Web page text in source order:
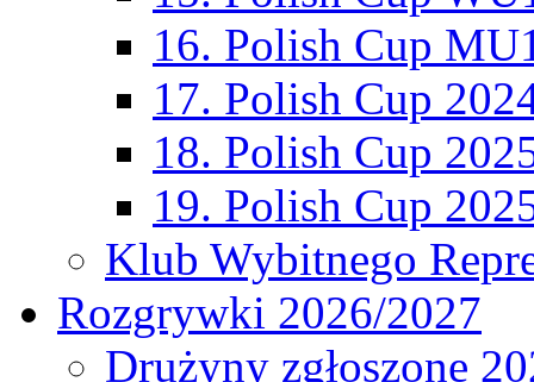
16. Polish Cup
17. Polish Cup
18. Polish Cup
19. Polish Cup
Klub Wybitnego
Rozgrywki 2026/2027
Drużyny zgłoszone